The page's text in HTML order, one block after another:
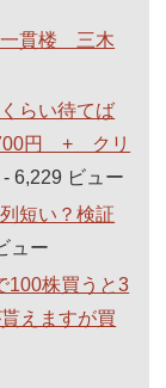
一貫楼 三木
らい待てば
円 + クリ
- 6,229 ビュー
短い？検証
ュー
株買うと3
えますが買